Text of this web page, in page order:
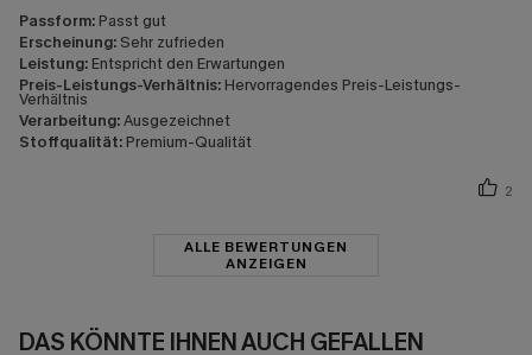
Passform: Passt gut
Erscheinung: Sehr zufrieden
Leistung: Entspricht den Erwartungen
Preis-Leistungs-Verhältnis: Hervorragendes Preis-Leistungs-
Verhältnis
Verarbeitung:Ausgezeichnet
Stoffqualität: Premium-Qualität
2
ALLE BEWERTUNGEN
ANZEIGEN
DAS KÖNNTE IHNEN AUCH GEFALLEN